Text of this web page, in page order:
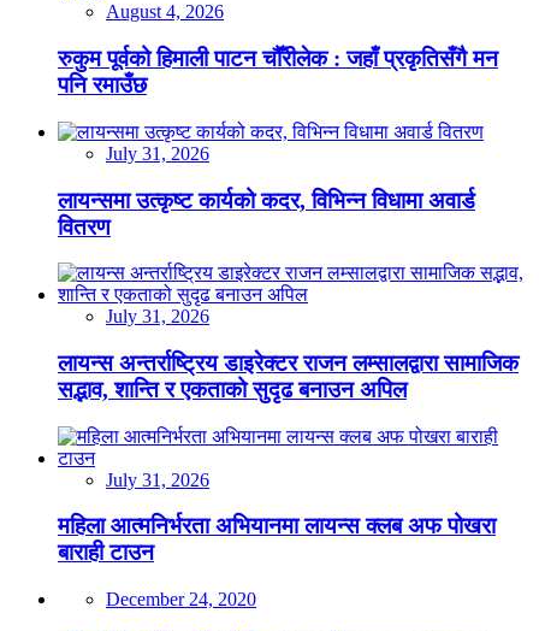
August 4, 2026
रुकुम पूर्वको हिमाली पाटन चौँरीलेक : जहाँ प्रकृतिसँगै मन
पनि रमाउँछ
July 31, 2026
लायन्समा उत्कृष्ट कार्यको कदर, विभिन्न विधामा अवार्ड
वितरण
July 31, 2026
लायन्स अन्तर्राष्ट्रिय डाइरेक्टर राजन लम्सालद्वारा सामाजिक
सद्भाव, शान्ति र एकताको सुदृढ बनाउन अपिल
July 31, 2026
महिला आत्मनिर्भरता अभियानमा लायन्स क्लब अफ पोखरा
बाराही टाउन
December 24, 2020